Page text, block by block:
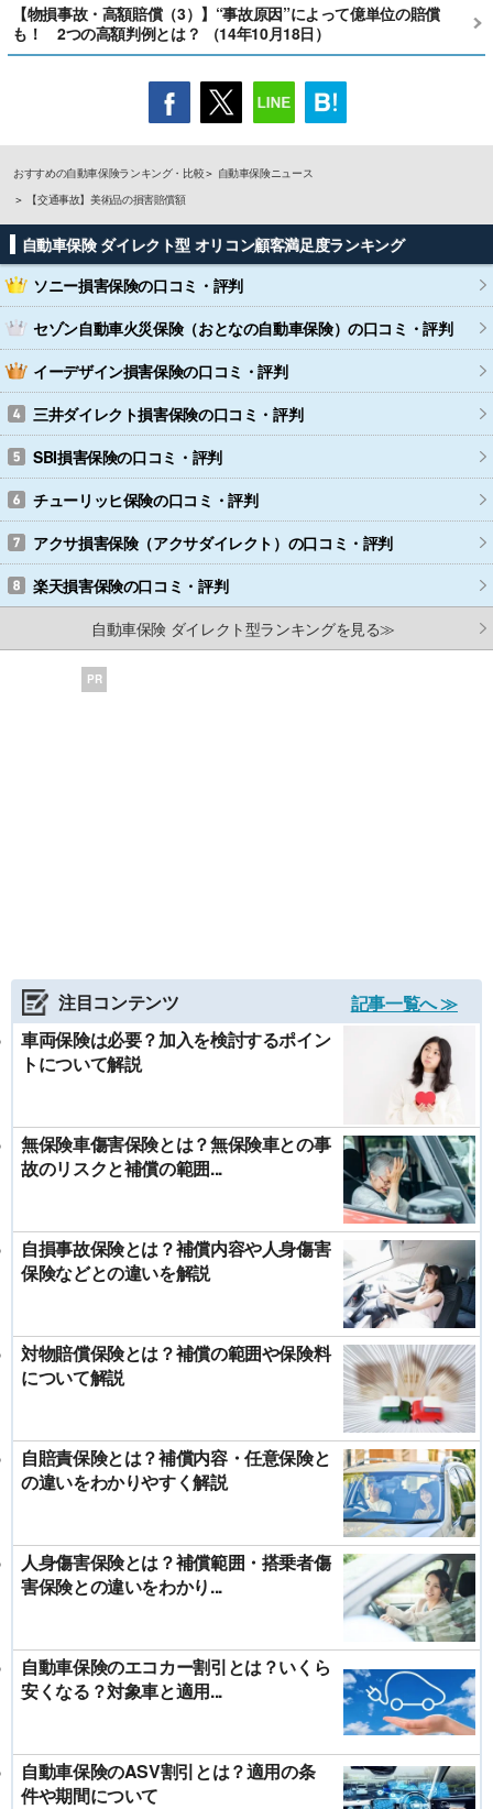
【物損事故・高額賠償（3）】“事故原因”によって億単位の賠償
も！ 2つの高額判例とは？ （14年10月18日）
おすすめの自動車保険ランキング・比較
自動車保険ニュース
【交通事故】美術品の損害賠償額
自動車保険 ダイレクト型 オリコン顧客満足度ランキング
ソニー損害保険の口コミ・評判
セゾン自動車火災保険（おとなの自動車保険）の口コミ・評判
イーデザイン損害保険の口コミ・評判
三井ダイレクト損害保険の口コミ・評判
SBI損害保険の口コミ・評判
チューリッヒ保険の口コミ・評判
アクサ損害保険（アクサダイレクト） の口コミ・評判
楽天損害保険の口コミ・評判
自動車保険 ダイレクト型ランキングを見る≫
PR
注目コンテンツ
記事一覧へ ≫
車両保険は必要？加入を検討するポイン
トについて解説
無保険車傷害保険とは？無保険車との事
故のリスクと補償の範囲...
自損事故保険とは？補償内容や人身傷害
保険などとの違いを解説
対物賠償保険とは？補償の範囲や保険料
について解説
自賠責保険とは？補償内容・任意保険と
の違いをわかりやすく解説
人身傷害保険とは？補償範囲・搭乗者傷
害保険との違いをわかり...
自動車保険のエコカー割引とは？いくら
安くなる？対象車と適用...
自動車保険のASV割引とは？適用の条
件や期間について